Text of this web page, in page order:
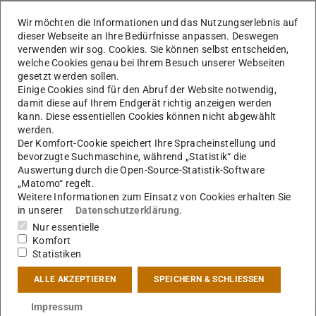
Monographien
Bücher in Ko-Autorschaft
Herausgaben
Aufsätze
Wir möchten die Informationen und das Nutzungserlebnis auf
dieser Webseite an Ihre Bedürfnisse anpassen. Deswegen
verwenden wir sog. Cookies. Sie können selbst entscheiden,
welche Cookies genau bei Ihrem Besuch unserer Webseiten
gesetzt werden sollen.
Einige Cookies sind für den Abruf der Website notwendig,
damit diese auf Ihrem Endgerät richtig anzeigen werden
kann. Diese essentiellen Cookies können nicht abgewählt
werden.
Der Komfort-Cookie speichert Ihre Spracheinstellung und
bevorzugte Suchmaschine, während „Statistik“ die
Auswertung durch die Open-Source-Statistik-Software
„Matomo“ regelt.
Weitere Informationen zum Einsatz von Cookies erhalten Sie
in unserer
Datenschutzerklärung.
Nur essentielle
Komfort
Statistiken
ALLE AKZEPTIEREN SPEICHERN & SCHLIESSEN
Impressum